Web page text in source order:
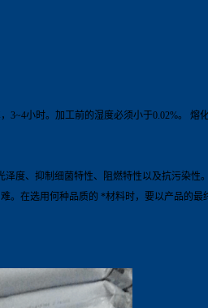
小时。加工前的湿度必须小于0.02%。 熔
、抑制细菌特性、阻燃特性以及抗污染性
。在选用何种品质的 *材料时，要以产品的